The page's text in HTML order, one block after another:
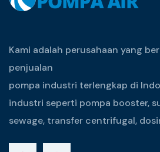
Kami adalah perusahaan yang
penjualan
pompa industri terlengkap di
industri seperti pompa booster,
sewage, transfer centrifugal,